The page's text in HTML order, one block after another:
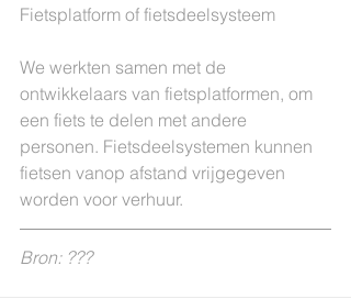
Fietsplatform of fietsdeelsysteem
We werkten samen met de
ontwikkelaars van fietsplatformen, om
een fiets te delen met andere
personen. Fietsdeelsystemen kunnen
fietsen vanop afstand vrijgegeven
worden voor verhuur.
Bron: ???